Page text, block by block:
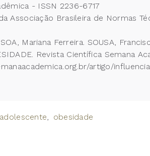
- ISSN 2236-6717
Associação Brasileira de Normas
Mariana Ferreira. SOUSA,
Revista Científica Semana
artigo/
obesidade